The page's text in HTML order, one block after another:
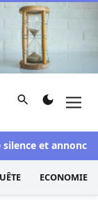
d'investigation
Rechercher
et annonce
ECONOMIE